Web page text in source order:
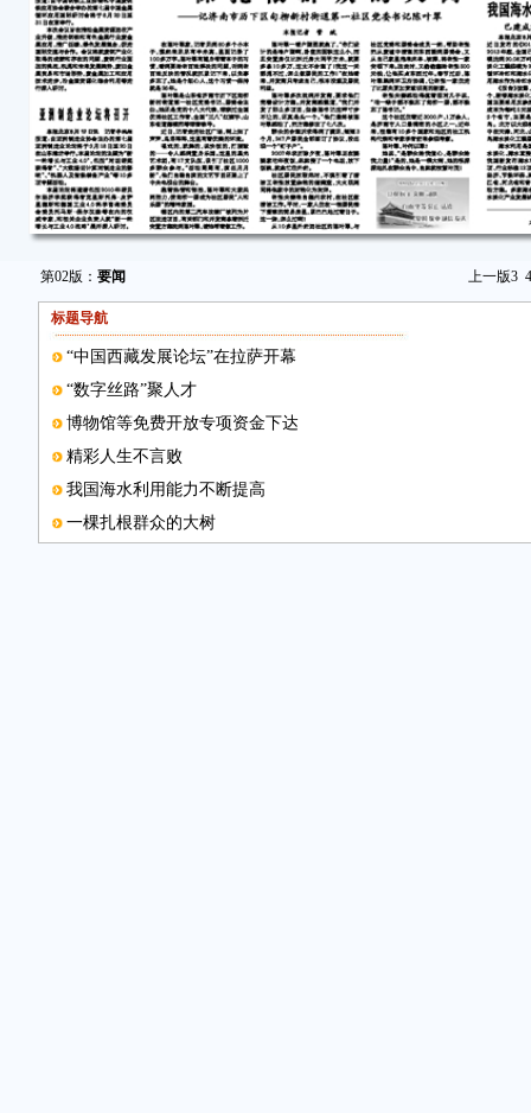
第02版： 要闻 上一版3 4
标题导航
“中国西藏发展论坛”在拉萨开幕
“数字丝路”聚人才
博物馆等免费开放专项资金下达
精彩人生不言败
我国海水利用能力不断提高
一棵扎根群众的大树